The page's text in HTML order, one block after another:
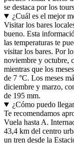
se destaca por los
¿Cuál es el mejor
Visitar los bares
bueno. Esta
las temperaturas te
visitar los bares. Por
noviembre y octubre,
mientras que los
de 7 °C. Los meses
diciembre y marzo,
de 195 mm.
¿Cómo puedo
Te recomendamos
Vuela hasta A.
43,4 km del centro
un tren desde la